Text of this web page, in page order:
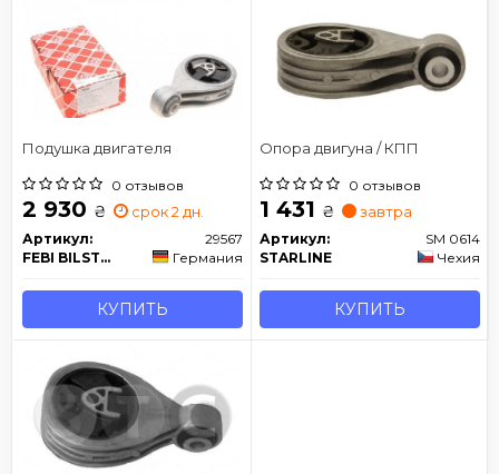
Подушка двигателя
0 отзывов
2 930 ₴ срок 2 дн.
Артикул:
29567
FEBI BILSTEIN
Германия
КУПИТЬ
Опора двигуна / КПП
0 отзывов
1 431 ₴ завтра
Артикул:
SM 0614
STARLINE
Чехия
КУПИТЬ